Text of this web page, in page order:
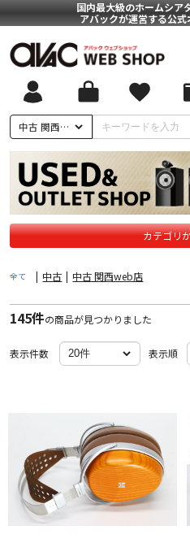
国内最大級のホームシア
アバックが運営する公
中古 関西web店
カテゴリ
全て | 中古 | 中古 関西web店
145件の商品が見つかりました
表示件数 表示順
いて
基づく表記
リシー